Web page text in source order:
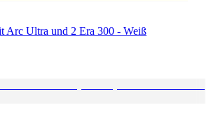
Arc Ultra und 2 Era 300 - Weiß